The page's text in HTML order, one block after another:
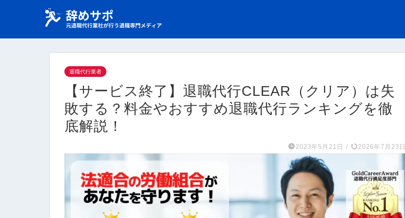
退職代行業者
【サービス終了】退職代行CLEAR（クリア）は失
敗する？料金やおすすめ退職代行ランキングを徹
底解説！
2023年5月21日 / 2026年7月23日